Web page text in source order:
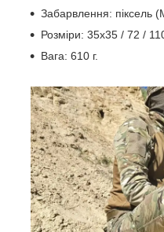
Забарвлення: піксель
Розміри: 35х35 / 72 /
Вага: 610 г.